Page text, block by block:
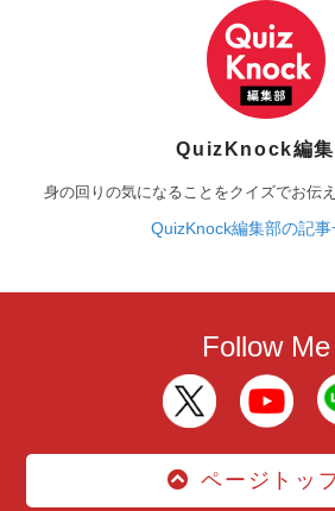
QuizKnock編集
身の回りの気になることをクイズでお伝
QuizKnock編集部の記
Follow Me
ページトッ